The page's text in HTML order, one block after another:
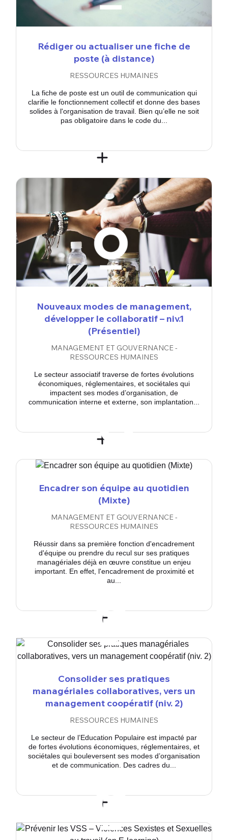
Rédiger ou actualiser une fiche de
poste (à distance)
RESSOURCES HUMAINES
La fiche de poste est un outil de communication qui
clarifie le fonctionnement collectif et donne des bases
solides à l'organisation de travail. Bien qu’elle ne soit
pas obligatoire dans le code du...
Nouveaux modes de management,
développer le collaboratif – niv.1
(Présentiel)
MANAGEMENT ET GOUVERNANCE -
RESSOURCES HUMAINES
Le secteur associatif traverse de fortes évolutions
économiques, réglementaires, et sociétales qui
impactent ses modes d’organisation, de
communication interne et externe, son implantation...
Encadrer son équipe au quotidien
(Mixte)
MANAGEMENT ET GOUVERNANCE -
RESSOURCES HUMAINES
Réussir dans sa première fonction d'encadrement
d'équipe ou prendre du recul sur ses pratiques
managériales déjà en œuvre constitue un enjeu
important. En effet, l'encadrement de proximité et
au...
Consolider ses pratiques
managériales collaboratives, vers un
management coopératif (niv. 2)
RESSOURCES HUMAINES
Le secteur de l’Education Populaire est impacté par
de fortes évolutions économiques, réglementaires, et
sociétales qui bouleversent ses modes d’organisation
et de communication. Des cadres du...